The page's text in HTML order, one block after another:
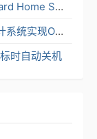
利用AdGuard Home与AdGuard Home Sync打造内网分布式DNS服务架构
利用Next Terminal轻量化审计系统实现OpenClaw安全便捷访问
时自动关机